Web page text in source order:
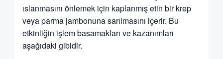
ıslanmasını önlemek için kaplanmış etin bir krep
veya parma jambonuna sarılmasını içerir. Bu
etkinliğin işlem basamakları ve kazanımları
aşağıdaki gibidir.